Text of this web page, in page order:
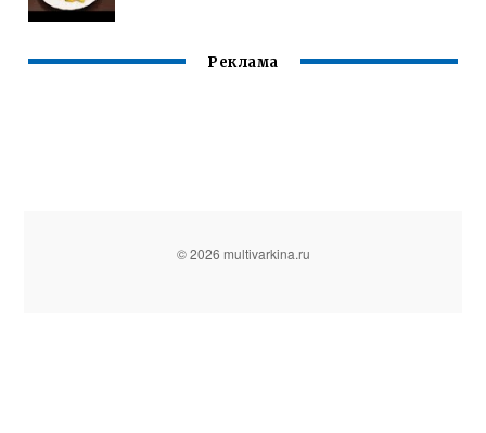
Реклама
© 2026 multivarkina.ru